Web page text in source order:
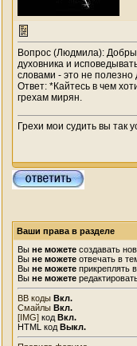
Вопрос (Людмила):
духовника и
словами - это не
Ответ: *Кайтесь в чем
грехам мирян.
Грехи мои судить вы так
Ваши права в разделе
Вы не можете создавать
Вы не можете отвечать в
Вы не можете прикреплять
Вы не можете
BB коды Вкл.
Смайлы Вкл.
[IMG] код Вкл.
HTML код Выкл.